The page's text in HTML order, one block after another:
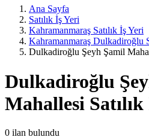
Ana Sayfa
Satılık İş Yeri
Kahramanmaraş Satılık İş Yeri
Kahramanmaraş Dulkadiroğlu
Dulkadiroğlu Şeyh Şamil
Dulkadiroğlu
Mahallesi
0 ilan bulundu